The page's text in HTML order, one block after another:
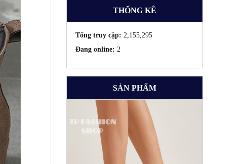
THỐNG KÊ
Tổng truy cập: 2,155,295
Đang online: 2
SẢN PHẨM